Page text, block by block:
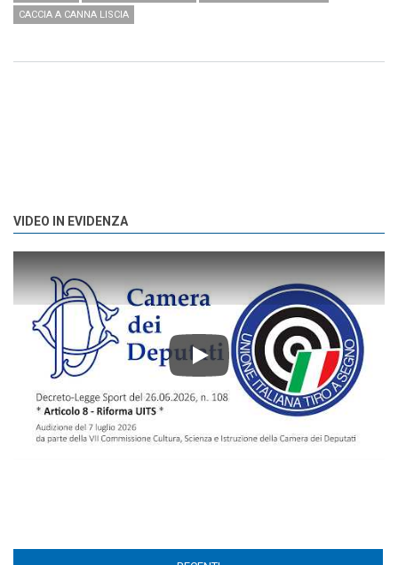
CACCIA A CANNA LISCIA
VIDEO IN EVIDENZA
Play